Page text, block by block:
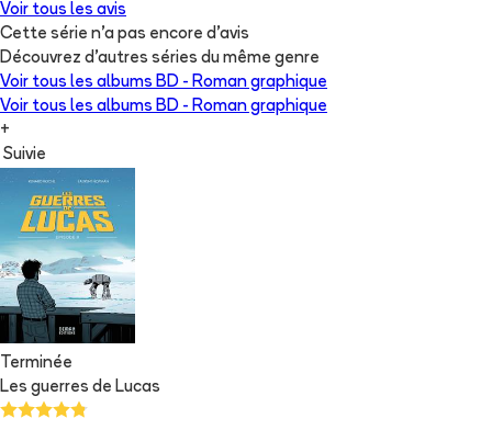
Voir tous les avis
Cette série n'a pas encore d'avis
Découvrez d'autres séries du même genre
Voir tous les albums BD - Roman graphique
Voir tous les albums BD - Roman graphique
+
Suivie
Terminée
Les guerres de Lucas